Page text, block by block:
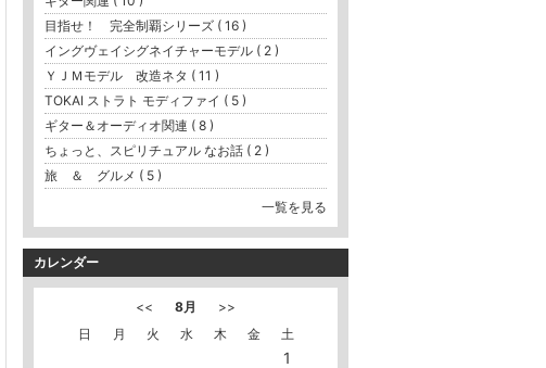
目指せ！ 完全制覇シリーズ ( 16 )
イングヴェイシグネイチャーモデル ( 2 )
ＹＪＭモデル 改造ネタ ( 11 )
TOKAI ストラト モディファイ ( 5 )
ギター＆オーディオ関連 ( 8 )
ちょっと、スピリチュアル なお話 ( 2 )
旅 ＆ グルメ ( 5 )
一覧を見る
カレンダー
<< 8月
>>
日
月 火 水 木 金 土
1